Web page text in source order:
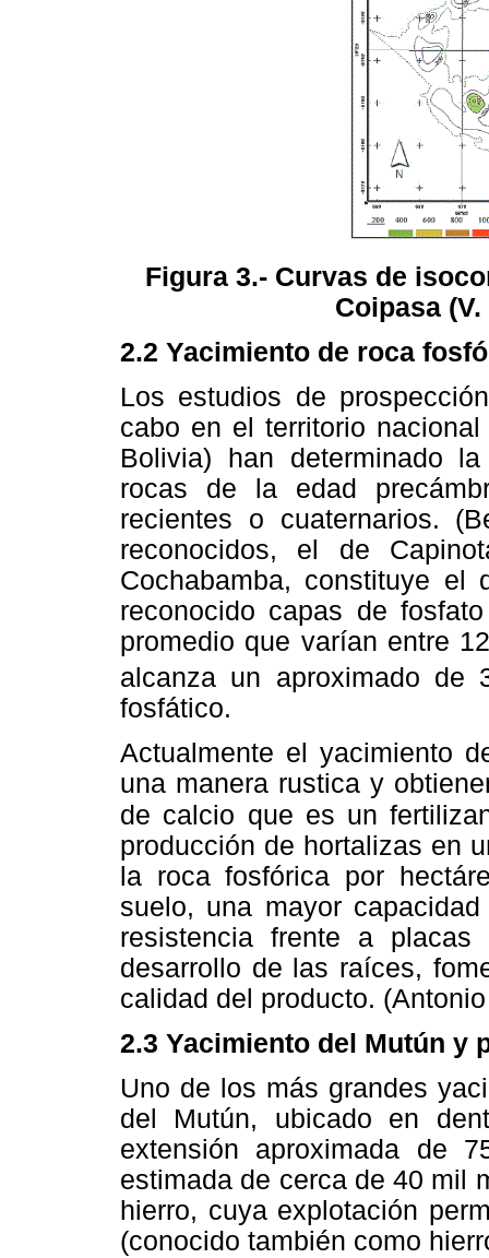
Figura 3.- Curvas de
Coipasa
2.2 Yacimiento de roca
Los estudios de
cabo en el territorio
Bolivia) han determinado
rocas de la edad
recientes o cuaternarios.
reconocidos, el de
Cochabamba, constituye
reconocido capas de
promedio que varían entre
alcanza un aproximado de
fosfático.
Actualmente el yacimiento
una manera rustica y
de calcio que es un
producción de hortalizas en
la roca fosfórica por
suelo, una mayor
resistencia frente a placas
desarrollo de las raíces,
calidad del producto.
2.3 Yacimiento del Mutún y
Uno de los más grandes
del Mutún, ubicado en
extensión aproximada de
estimada de cerca de 40 mil
hierro, cuya explotación
(conocido también como